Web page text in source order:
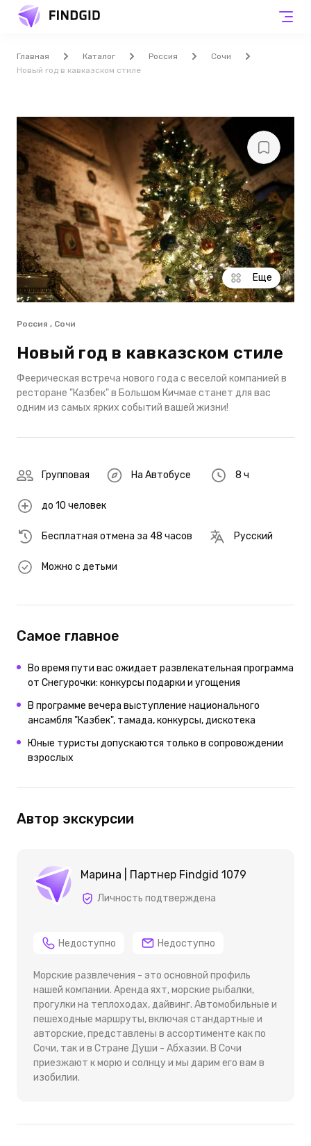
Главная Каталог Россия
Сочи
Новый год в кавказском стиле
Еще
Россия , Сочи
Новый год в кавказском стиле
Феерическая встреча нового года с веселой компанией в
ресторане "Казбек" в Большом Кичмае станет для вас
одним из самых ярких событий вашей жизни!
Групповая На Автобусе 8 ч
до 10 человек
Бесплатная отмена за 48 часов Русский
Можно с детьми
Самое главное
Во время пути вас ожидает развлекательная программа
от Снегурочки: конкурсы подарки и угощения
В программе вечера выступление национального
ансамбля "Казбек", тамада, конкурсы, дискотека
Юные туристы допускаются только в сопровождении
взрослых
Автор экскурсии
Марина | Партнер Findgid 1079
Личность подтверждена
Недоступно Недоступно
Морские развлечения - это основной профиль
нашей компании. Аренда яхт, морские рыбалки,
прогулки на теплоходах, дайвинг. Автомобильные и
пешеходные маршруты, включая стандартные и
авторские, представлены в ассортименте как по
Сочи, так и в Стране Души - Абхазии. В Сочи
приезжают к морю и солнцу и мы дарим его вам в
изобилии.